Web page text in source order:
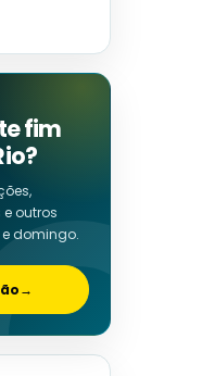
fim
outros
domingo.
→